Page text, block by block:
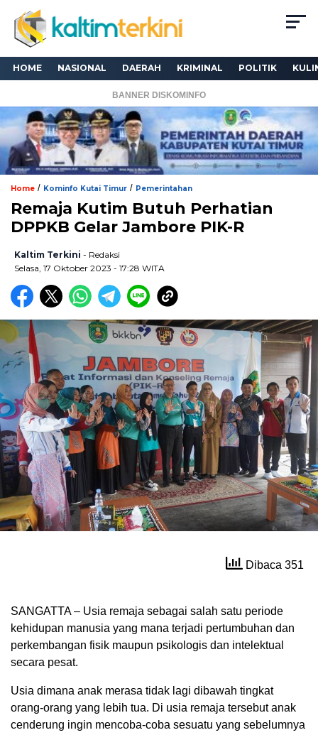
HOME NASIONAL DAERAH KRIMINAL POLITIK
BANNER DISKOMINFO
Home / Kominfo Kutai Timur / Pemerintahan
Remaja Kutim Butuh Perhatian
DPPKB Gelar Jambore PIK-R
Kaltim Terkini - Redaksi
Selasa, 17 Oktober 2023 - 17:28 WITA
Dibaca 351
SANGATTA – Usia remaja sebagai salah satu periode
kehidupan manusia yang mana terjadi pertumbuhan dan
perkembangan fisik maupun psikologis dan intelektual
secara pesat.
Usia dimana anak merasa tidak lagi dibawah tingkat
orang-orang yang lebih tua. Di usia remaja tersebut anak
cenderung ingin mencoba-coba sesuatu yang sebelumnya